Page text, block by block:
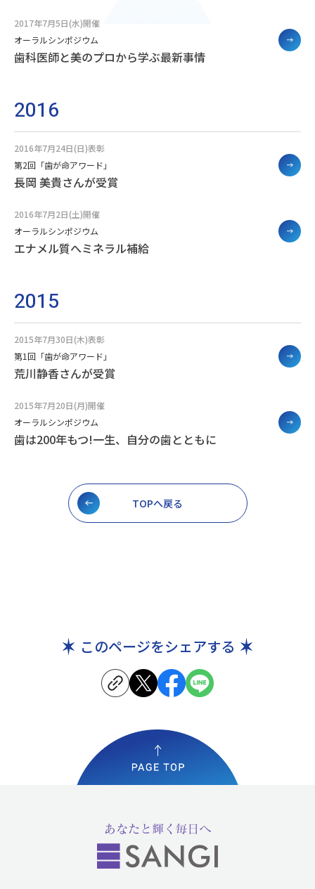
2017年7月5日(水)開催
オーラルシンポジウム
歯科医師と美のプロから学ぶ最新事情
2016
2016年7月24日(日)表彰
第2回「歯が命アワード」
長岡 美貴さんが受賞
2016年7月2日(土)開催
オーラルシンポジウム
エナメル質へミネラル補給
2015
2015年7月30日(木)表彰
第1回「歯が命アワード」
荒川静香さんが受賞
2015年7月20日(月)開催
オーラルシンポジウム
歯は200年もつ!一生、自分の歯とともに
TOPへ戻る
このページをシェアする